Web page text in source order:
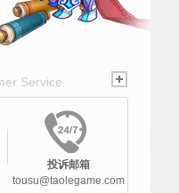
Service
投诉邮箱
tousu@taolegame.com